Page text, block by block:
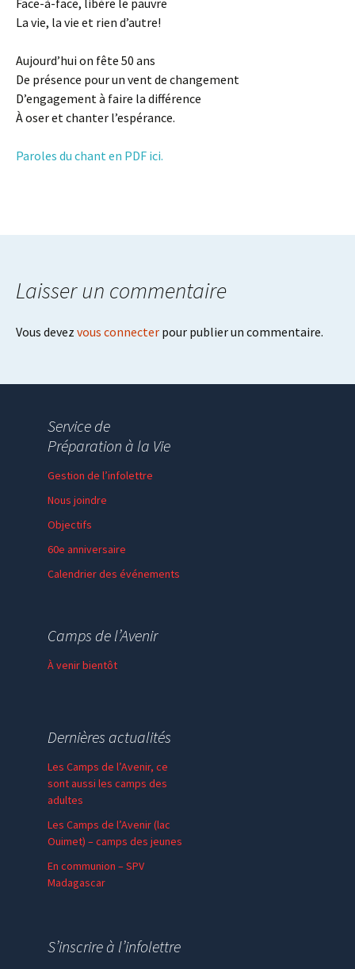
Face-à-face, libère le pauvre
La vie, la vie et rien d’autre!
Aujourd’hui on fête 50 ans
De présence pour un vent de changement
D’engagement à faire la différence
À oser et chanter l’espérance.
Paroles du chant en PDF ici.
Laisser un commentaire
Vous devez vous connecter pour publier un commentaire.
Service de
Préparation à la Vie
Gestion de l’infolettre
Nous joindre
Objectifs
60e anniversaire
Calendrier des événements
Faire un don
Camps de l’Avenir
À venir bientôt
Dernières actualités
Les Camps de l’Avenir, ce
sont aussi les camps des
adultes
Les Camps de l’Avenir (lac
Ouimet) – camps des jeunes
En communion – SPV
Madagascar
S’inscrire à l’infolettre